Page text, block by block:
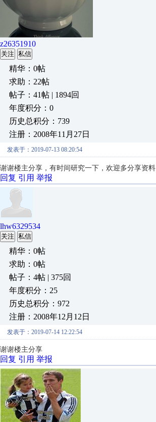
z26351910
关注 私信
精华：0帖
求助：22帖
帖子：41帖 | 1894回
年度积分：0
历史总积分：739
注册：2008年11月27日
发表于：2019-07-13 08:20:54
谢谢楼主分享，有时间研究一下，欢迎多分享资料
回复 引用 举报
lhw6329534
关注 私信
精华：0帖
求助：0帖
帖子：4帖 | 375回
年度积分：25
历史总积分：972
注册：2008年12月12日
发表于：2019-07-14 12:22:54
谢谢楼主分享
回复 引用 举报